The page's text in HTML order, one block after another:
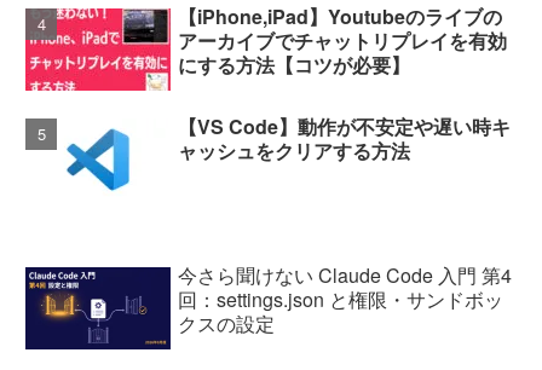
【iPhone,iPad】Youtubeのライブの
アーカイブでチャットリプレイを有効
にする方法【コツが必要】
【VS Code】動作が不安定や遅い時キ
ャッシュをクリアする方法
今さら聞けない Claude Code 入門 第4
回：settings.json と権限・サンドボッ
クスの設定